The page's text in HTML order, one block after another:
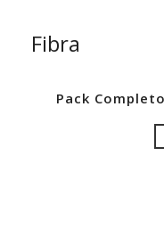
Fibra
Pack